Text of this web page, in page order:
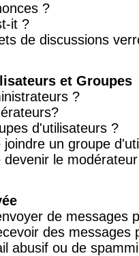
?
it ?
de discussions
et Groupes
?
d'utilisateurs ?
joindre un groupe
devenir le
de messages
des messages
abusif ou de